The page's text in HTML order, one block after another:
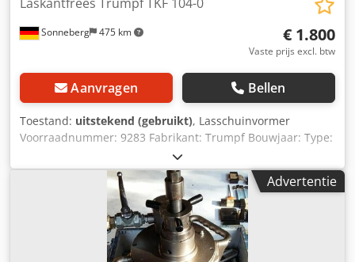
Sonneberg 475 km € 1.800
Vaste prijs excl. btw
Aanvragen Bellen
Toestand: uitstekend (gebruikt), Lasschuinvormer
Voorraadnummer: 9283 Fabrikant: Trumpf Bouwjaar: Type:
104-0 Machinenummer: Maximaal. schuine lengte
(traploos instelbaar): Constructiestaal bij 400 N/mm²: 10
mm Constructiestaal bij 600 N/mm²: 8 mm Constructiestaal
bij 800 N/mm²: 5 mm Werksnelheid: 2 m/min Nominaal
vermogen: 2 kW Slagfrequentie bij nominale belasting: 370
/ min Materiaaldikte min/max: 3 / 25 mm Gewicht: 16,5 kg
Codowfzzmjpfx Abgjha
Advertentie